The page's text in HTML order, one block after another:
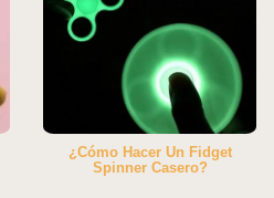
¿Cómo Hacer Un Fidget
Spinner Casero?